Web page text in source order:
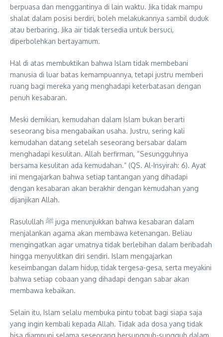
berpuasa dan menggantinya di lain waktu. Jika tidak mampu
shalat dalam posisi berdiri, boleh melakukannya sambil duduk
atau berbaring. Jika air tidak tersedia untuk bersuci,
diperbolehkan bertayamum.
Hal di atas membuktikan bahwa Islam tidak membebani
manusia di luar batas kemampuannya, tetapi justru memberi
ruang bagi mereka yang menghadapi keterbatasan dengan
penuh kesabaran.
Meski demikian, kemudahan dalam Islam bukan berarti
seseorang bisa mengabaikan usaha. Justru, sering kali
kemudahan datang setelah seseorang bersabar dalam
menghadapi kesulitan. Allah berfirman, “Sesungguhnya
bersama kesulitan ada kemudahan.” (QS. Al-Insyirah: 6). Ayat
ini mengajarkan bahwa setiap tantangan yang dihadapi
dengan kesabaran akan berakhir dengan kemudahan yang
dijanjikan Allah.
Rasulullah ﷺ juga menunjukkan bahwa kesabaran dalam
menjalankan agama akan membawa ketenangan. Beliau
mengingatkan agar umatnya tidak berlebihan dalam beribadah
hingga menyulitkan diri sendiri. Islam mengajarkan
keseimbangan dalam hidup, tidak tergesa-gesa, serta meyakini
bahwa setiap cobaan yang dihadapi dengan sabar akan
membawa kebaikan.
Selain itu, Islam selalu membuka pintu tobat bagi siapa saja
yang ingin kembali kepada Allah. Tidak ada dosa yang tidak
bisa diampuni selama seseorang bersungguh-sungguh dalam